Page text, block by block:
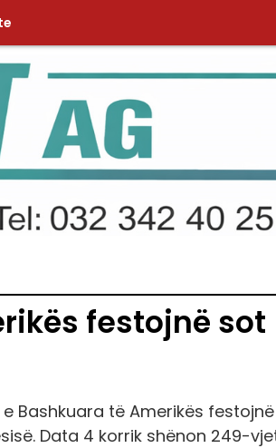
festojnë sot
Bashkuara të Amerikës
Data 4 korrik shënon 249-